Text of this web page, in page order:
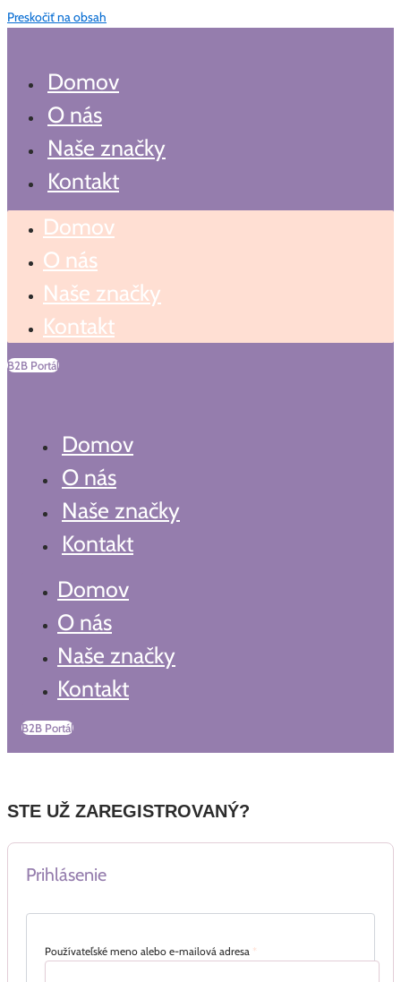
Preskočiť na obsah
Domov
O nás
Naše značky
Kontakt
Domov
O nás
Naše značky
Kontakt
B2B Portál
Domov
O nás
Naše značky
Kontakt
Domov
O nás
Naše značky
Kontakt
B2B Portál
STE UŽ ZAREGISTROVANÝ?
Prihlásenie
Používateľské meno alebo e-mailová adresa *